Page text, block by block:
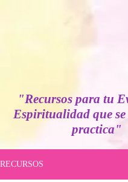
"Recursos para tu
Espiritualidad que se
practica"
RECURSOS